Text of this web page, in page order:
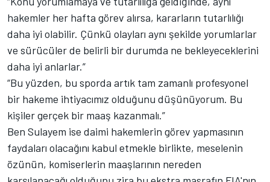
hakemler her hafta görev alırsa, kararların tutarlılığı
daha iyi olabilir. Çünkü olayları aynı şekilde yorumlarlar
ve sürücüler de belirli bir durumda ne bekleyeceklerini
daha iyi anlarlar.”
“Bu yüzden, bu sporda artık tam zamanlı profesyonel
bir hakeme ihtiyacımız olduğunu düşünüyorum. Bu
kişiler gerçek bir maaş kazanmalı.”
Ben Sulayem ise daimi hakemlerin görev yapmasının
faydaları olacağını kabul etmekle birlikte, meselenin
özünün, komiserlerin maaşlarının nereden